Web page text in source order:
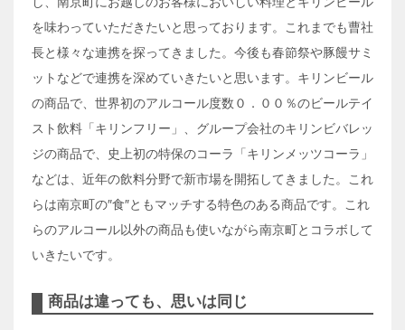
を味わっていただきたいと思っております。これまでも曹社
長と様々な連携を探ってきました。今後も春節祭や豚饅サミ
ットなどで連携を深めていきたいと思います。キリンビール
の商品で、世界初のアルコール度数０．００％のビールテイ
スト飲料「キリンフリー」、グループ会社のキリンビバレッ
ジの商品で、史上初の特保のコーラ「キリンメッツコーラ」
などは、近年の飲料分野で新市場を開拓してきました。これ
らは南京町の″食″ともマッチする特色のある商品です。これ
らのアルコール以外の商品も使いながら南京町とコラボして
いきたいです。
商品は違っても、思いは同じ